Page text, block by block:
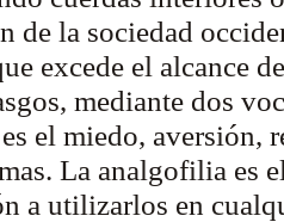
de la sociedad
excede el alcance
mediante dos
el miedo, aversión,
La analgofilia es
a utilizarlos en